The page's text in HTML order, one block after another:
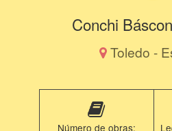
Conchi
Toledo -
Número de obras: